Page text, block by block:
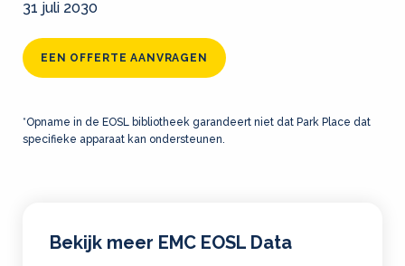
31 juli 2030
EEN OFFERTE AANVRAGEN
*Opname in de EOSL bibliotheek garandeert niet dat Park Place dat
specifieke apparaat kan ondersteunen.
Bekijk meer EMC EOSL Data